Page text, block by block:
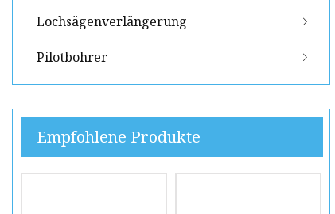
Lochsägenverlängerung
Pilotbohrer
Empfohlene Produkte